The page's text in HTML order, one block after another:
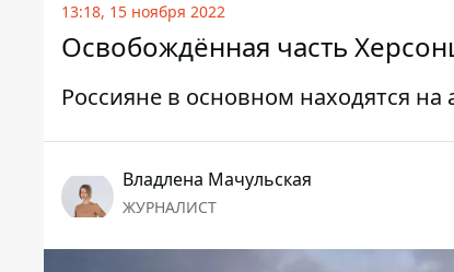
13:18, 15 ноября 2022
Освобождённая часть
Россияне в основном находятся
Владлена Мачульская
ЖУРНАЛИСТ